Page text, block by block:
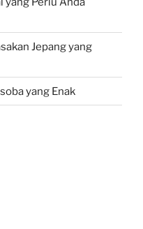
Jepang yang
yang Enak